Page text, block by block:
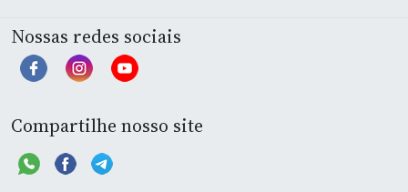
Nossas redes sociais
Compartilhe nosso site